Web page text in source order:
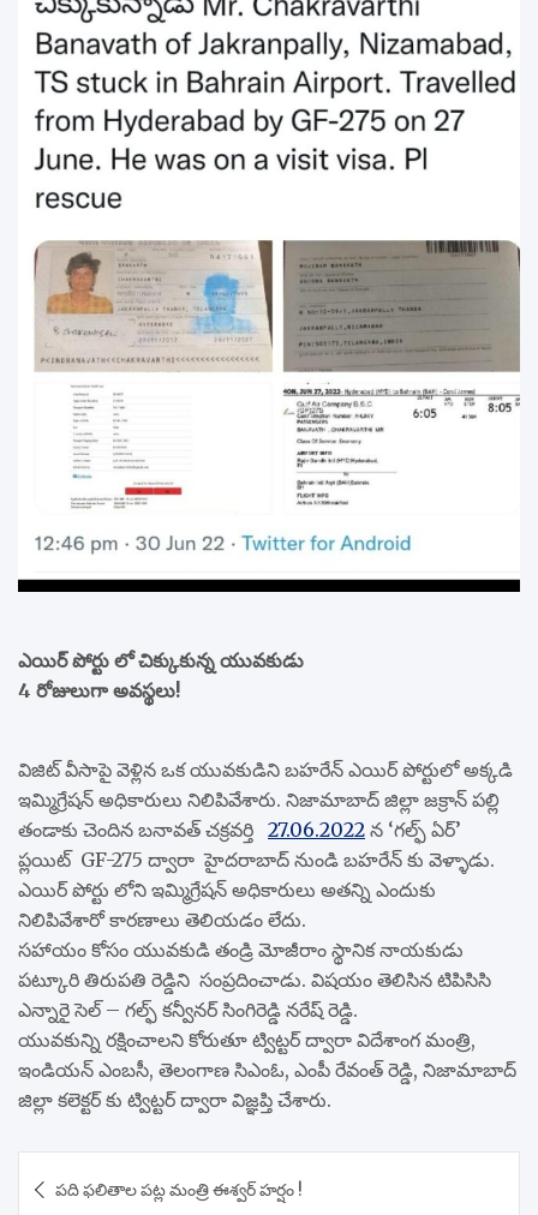
ఎయిర్ పోర్టు లో చిక్కుకున్న యువకుడు
4 రోజులుగా అవస్థలు!
విజిట్ వీసాపై వెళ్లిన ఒక యువకుడిని బహరేన్ ఎయిర్ పోర్టులో అక్కడి
ఇమ్మిగ్రేషన్ అధికారులు నిలిపివేశారు. నిజామాబాద్ జిల్లా జక్రాన్ పల్లి
తండాకు చెందిన బనావత్ చక్రవర్తి 27.06.2022 న ‘గల్ఫ్ ఏర్’
ప్లయిట్ GF-275 ద్వారా హైదరాబాద్ నుండి బహరేన్ కు వెళ్ళాడు.
ఎయిర్ పోర్టు లోని ఇమ్మిగ్రేషన్ అధికారులు అతన్ని ఎందుకు
నిలిపివేశారో కారణాలు తెలియడం లేదు.
సహాయం కోసం యువకుడి తండ్రి మోజీరాం స్థానిక నాయకుడు
పట్కూరి తిరుపతి రెడ్డిని సంప్రదించాడు. విషయం తెలిసిన టిపిసిసి
ఎన్నారై సెల్ – గల్ఫ్ కన్వీనర్ సింగిరెడ్డి నరేష్ రెడ్డి.
యువకున్ని రక్షించాలని కోరుతూ ట్విట్టర్ ద్వారా విదేశాంగ మంత్రి,
ఇండియన్ ఎంబసీ, తెలంగాణ సిఎంఓ, ఎంపీ రేవంత్ రెడ్డి, నిజామాబాద్
జిల్లా కలెక్టర్ కు ట్విట్టర్ ద్వారా విజ్ఞప్తి చేశారు.
పది ఫలితాల పట్ల మంత్రి ఈశ్వర్ హర్షం !